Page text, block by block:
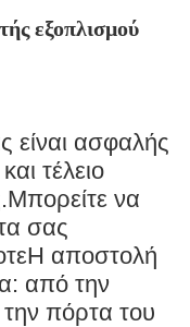
εξοπλισμού
είναι ασφαλής
τέλειο
να
σας
αποστολή
από την
πόρτα του